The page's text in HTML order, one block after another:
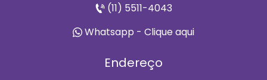
(11) 5511-4043
Whatsapp - Clique aqui
Endereço